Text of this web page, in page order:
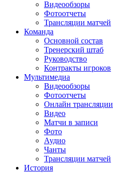
Видеообзоры
Фотоотчеты
Трансляции матчей
Команда
Основной состав
Тренерский штаб
Руководство
Контракты игроков
Мультимедиа
Видеообзоры
Фотоотчеты
Онлайн трансляции
Видео
Матчи в записи
Фото
Аудио
Чанты
Трансляции матчей
История